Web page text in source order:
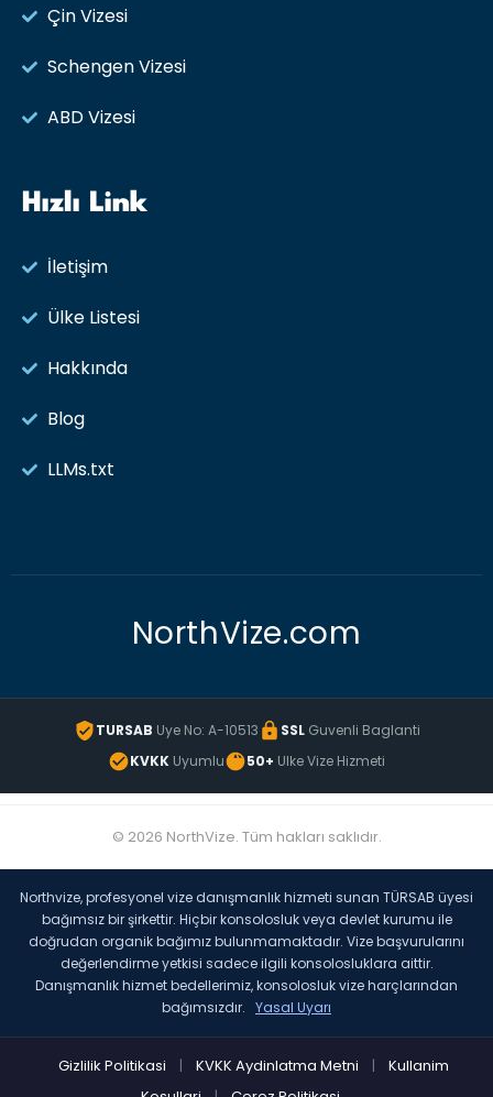
Çin Vizesi
Schengen Vizesi
ABD Vizesi
Hızlı Link
İletişim
Ülke Listesi
Hakkında
Blog
LLMs.txt
NorthVize.com
TURSAB Uye No: A-10513 SSLGuvenli Baglanti
KVKK Uyumlu 50+ Ulke Vize Hizmeti
© 2026 NorthVize. Tüm hakları saklıdır.
Northvize, profesyonel vize danışmanlık hizmeti sunan TÜRSAB üyesi
bağımsız bir şirkettir. Hiçbir konsolosluk veya devlet kurumu ile
doğrudan organik bağımız bulunmamaktadır. Vize başvurularını
değerlendirme yetkisi sadece ilgili konsolosluklara aittir.
Danışmanlık hizmet bedellerimiz, konsolosluk vize harçlarından
bağımsızdır. Yasal Uyarı
Gizlilik Politikasi | KVKK Aydinlatma Metni |
Kullanim